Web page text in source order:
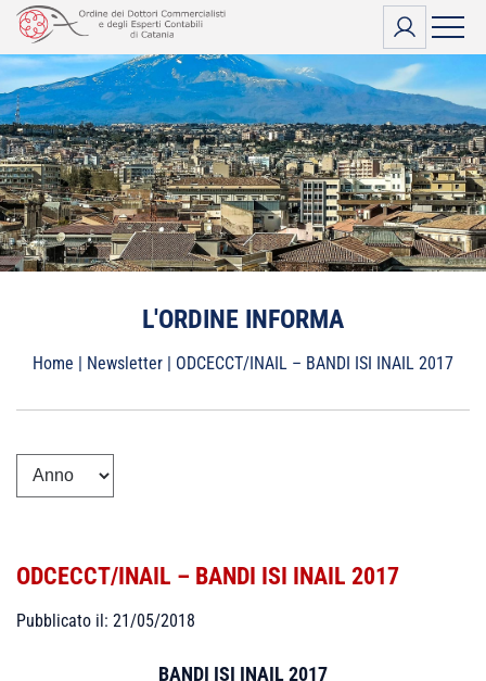
Vai
contenuto
L'ORDINE INFORMA
Home | Newsletter | ODCECCT/INAIL – BANDI ISI INAIL 2017
ODCECCT/INAIL – BANDI ISI INAIL 2017
Pubblicato il: 21/05/2018
BANDI ISI INAIL 2017